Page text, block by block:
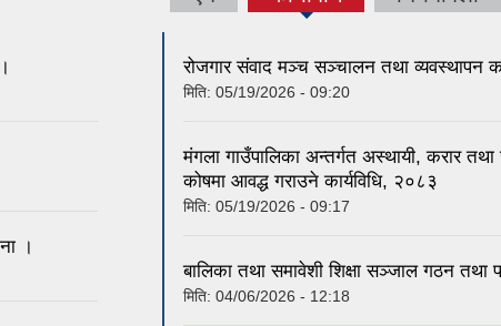
।
(active
रोजगार संवाद मञ्च सञ्चालन तथा व्यवस्थापन
मिति: 05/19/2026 - 09:20
मंगला गाउँपालिका अन्तर्गत अस्थायी, करार तथा
कोषमा आवद्ध गराउने कार्यविधि, २०८३
मिति: 05/19/2026 - 09:17
बालिका तथा समावेशी शिक्षा सञ्जाल गठन तथा
मिति: 04/06/2026 - 12:18